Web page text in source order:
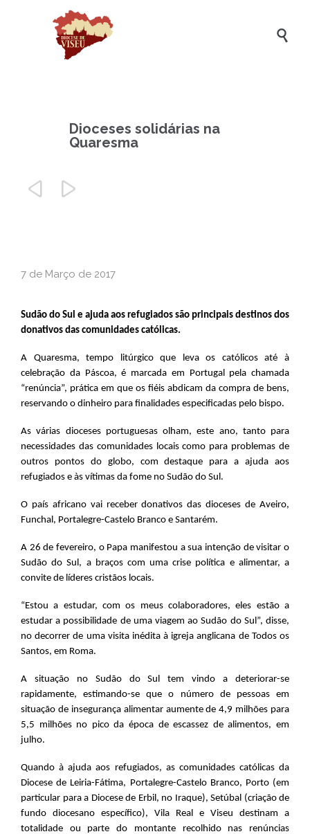

Dioceses solidárias na
Quaresma
 
7 de Março de 2017
Sudão do Sul e ajuda aos refugiados são principais destinos dos
donativos das comunidades católicas.
A Quaresma, tempo litúrgico que leva os católicos até à
celebração da Páscoa, é marcada em Portugal pela chamada
“renúncia”, prática em que os fiéis abdicam da compra de bens,
reservando o dinheiro para finalidades especificadas pelo bispo.
As várias dioceses portuguesas olham, este ano, tanto para
necessidades das comunidades locais como para problemas de
outros pontos do globo, com destaque para a ajuda aos
refugiados e às vítimas da fome no Sudão do Sul.
O país africano vai receber donativos das dioceses de Aveiro,
Funchal, Portalegre-Castelo Branco e Santarém.
A 26 de fevereiro, o Papa manifestou a sua intenção de visitar o
Sudão do Sul, a braços com uma crise política e alimentar, a
convite de líderes cristãos locais.
“Estou a estudar, com os meus colaboradores, eles estão a
estudar a possibilidade de uma viagem ao Sudão do Sul”, disse,
no decorrer de uma visita inédita à igreja anglicana de Todos os
Santos, em Roma.
A situação no Sudão do Sul tem vindo a deteriorar-se
rapidamente, estimando-se que o número de pessoas em
situação de insegurança alimentar aumente de 4,9 milhões para
5,5 milhões no pico da época de escassez de alimentos, em
julho.
Quando à ajuda aos refugiados, as comunidades católicas da
Diocese de Leiria-Fátima, Portalegre-Castelo Branco, Porto (em
particular para a Diocese de Erbil, no Iraque), Setúbal (criação de
fundo diocesano específico), Vila Real e Viseu destinam a
totalidade ou parte do montante recolhido nas renúncias